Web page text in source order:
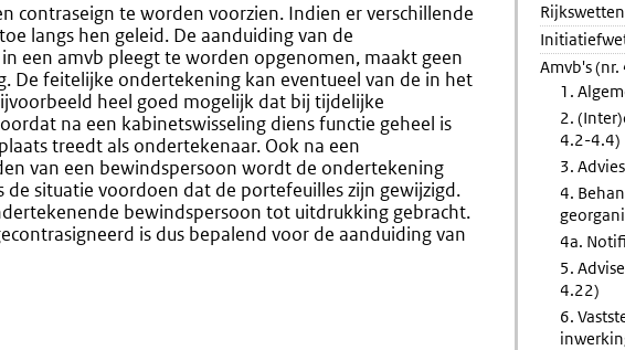
Ondertekening
De
Koning
Verklaring
Contraseign
contraseign te worden voorzien. Indien er verschillende
langs hen geleid. De aanduiding van de
een amvb pleegt te worden opgenomen, maakt geen
De feitelijke ondertekening kan eventueel van de in het
heel goed mogelijk dat bij tijdelijke
na een kabinetswisseling diens functie geheel is
treedt als ondertekenaar. Ook na een
van een bewindspersoon wordt de ondertekening
de situatie voordoen dat de portefeuilles zijn gewijzigd.
bewindspersoon tot uitdrukking gebracht.
is dus bepalend voor de aanduiding van
Amvb's
1.
2.
4.2-4.4)
3.
4.
4a.
5.
4.22)
6.